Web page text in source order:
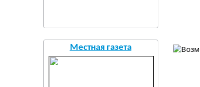
Местная газета